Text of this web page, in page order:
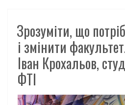
Зрозуміти, що
і змінити
Іван Крохальов,
ФТІ